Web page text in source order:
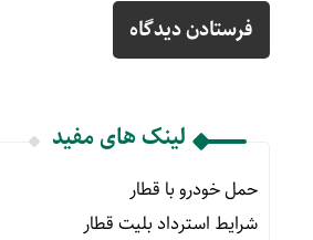
لینک های مفید
حمل خودرو با قطار
شرایط استرداد بلیت قطار